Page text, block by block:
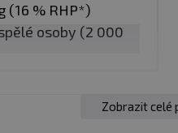
definované množství
ostatních mastných
oxidační stability.
(16 % RHP*)
osoby (2 000
Zobrazit celé